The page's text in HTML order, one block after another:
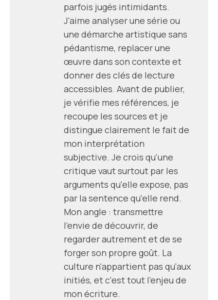
parfois jugés intimidants.
J'aime analyser une série ou
une démarche artistique sans
pédantisme, replacer une
œuvre dans son contexte et
donner des clés de lecture
accessibles. Avant de publier,
je vérifie mes références, je
recoupe les sources et je
distingue clairement le fait de
mon interprétation
subjective. Je crois qu'une
critique vaut surtout par les
arguments qu'elle expose, pas
par la sentence qu'elle rend.
Mon angle : transmettre
l'envie de découvrir, de
regarder autrement et de se
forger son propre goût. La
culture n'appartient pas qu'aux
initiés, et c'est tout l'enjeu de
mon écriture.